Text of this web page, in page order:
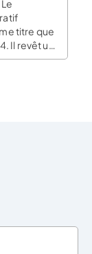
titre que
Il revêt une
de